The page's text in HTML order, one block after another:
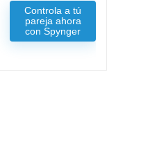
Controla a tú
pareja ahora
con Spynger